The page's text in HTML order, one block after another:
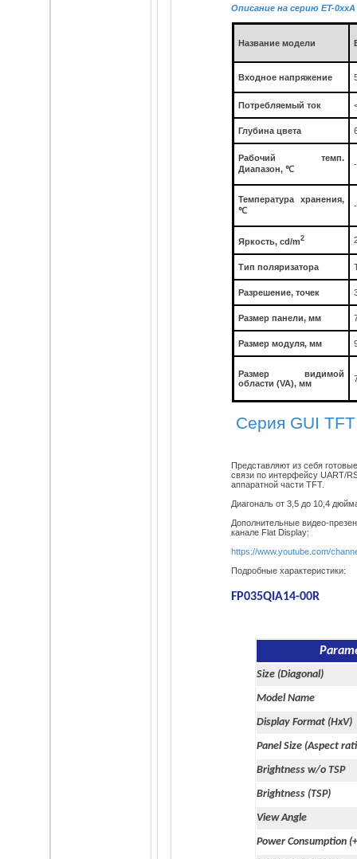
Описание на серию ET-0xxA
Название модели
Входное напряжение
Потребляемый ток
Глубина цвета
Рабочий темп.
Диапазон, ℃
Температура хранения,
℃
Яркость, cd/m2
Тип поляризатора
Разрешение, точек
Размер панели, мм
Размер модуля, мм
Размер видимой
области (VA), мм
Cерия GUI
Представляют из себя
связи по интерфейсу UART/
аппаратной части TFT.
Диагональ от 3,5 до 10,4
Дополнительные видео-
канале Flat Display:
https://www.youtube.com/
Подробные характеристики:
FP035QIA14-00R
Size (Diagonal)
Model Name
Display Format (HxV)
Panel Size (Aspect
Brightness w/o TSP
Brightness (TSP)
View Angle
Power Consumption